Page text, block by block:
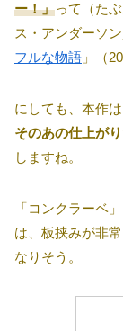
ー！」って（た
ス・アンダーソ
フルな物語 」（
にしても、本作は
そのあの仕上が
しますね。
「コンクラーベ
は、板挟みが非
なりそう。